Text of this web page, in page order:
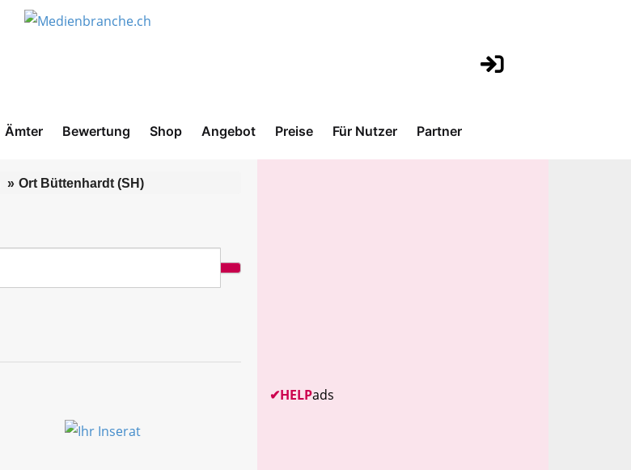
Ämter Bewertung Shop Angebot Preise Für Nutzer Partner
Ort Büttenhardt (SH)
✔HELPads